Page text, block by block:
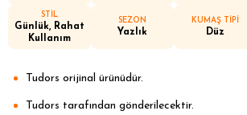
STİL
Günlük, Rahat
Kullanım
SEZON
Yazlık
KUMAŞ TİPİ
Düz
Tudors orijinal ürünüdür.
Tudors tarafından gönderilecektir.